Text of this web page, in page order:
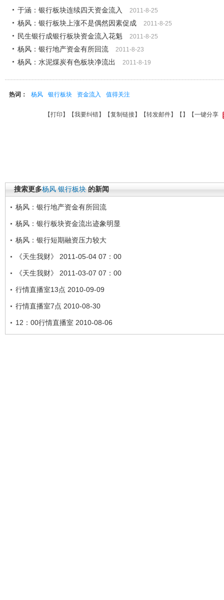
于涵：银行板块连续四天资金流入
2011-8-25
杨风：银行板块上涨不是偶然因素促成 2011-8-25
民生银行成银行板块资金流入花魁 2011-8-25
杨风：银行地产资金有所回流 2011-8-23
杨风：水泥煤炭有色板块净流出 2011-8-19
热词： 杨风 银行板块 资金流入 值得关注
【打印 】【我要纠错】【复制链接】【转发邮件】【 】 【一键分享
搜索更多杨风 银行板块 的新闻
杨风：银行地产资金有所回流
杨风：银行板块资金流出迹象明显
杨风：银行短期融资压力较大
《天生我财》 2011-05-04 07：00
《天生我财》 2011-03-07 07：00
行情直播室13点 2010-09-09
行情直播室7点 2010-08-30
12：00行情直播室 2010-08-06